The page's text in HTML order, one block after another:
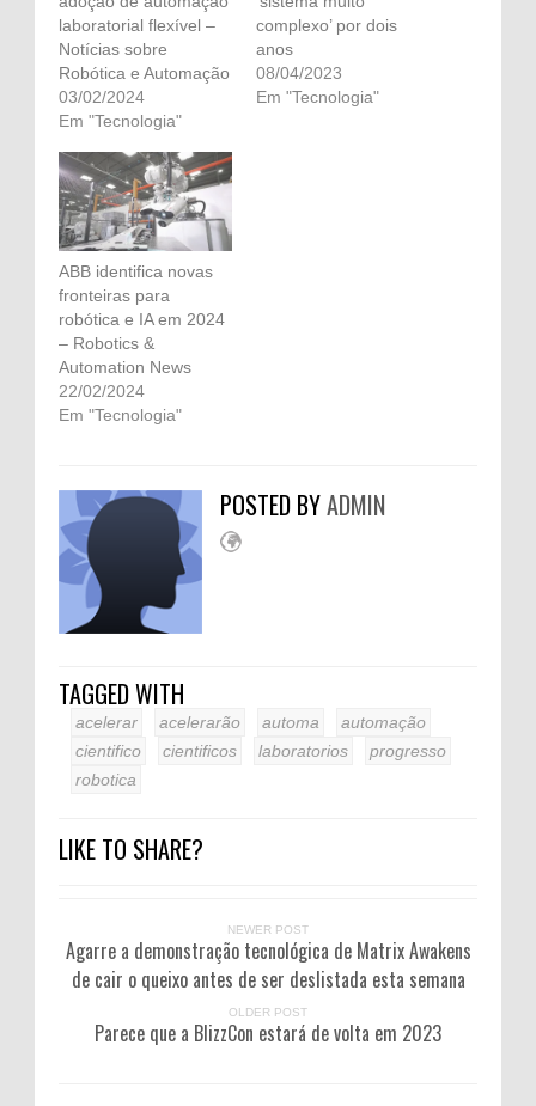
laboratorial flexível –
Notícias sobre
Robótica e Automação
03/02/2024
Em "Tecnologia"
complexo’ por dois
anos
08/04/2023
Em "Tecnologia"
ABB identifica novas
fronteiras para
robótica e IA em 2024
– Robotics &
Automation News
22/02/2024
Em "Tecnologia"
POSTED BYADMIN
TAGGED WITH
acelerar acelerarão automa
automação
cientifico
cientificos laboratorios
progresso
robotica
LIKE TO SHARE?
NEWER POST
Agarre a demonstração tecnológica de Matrix Awakens
de cair o queixo antes de ser deslistada esta semana
OLDER POST
Parece que a BlizzCon estará de volta em 2023